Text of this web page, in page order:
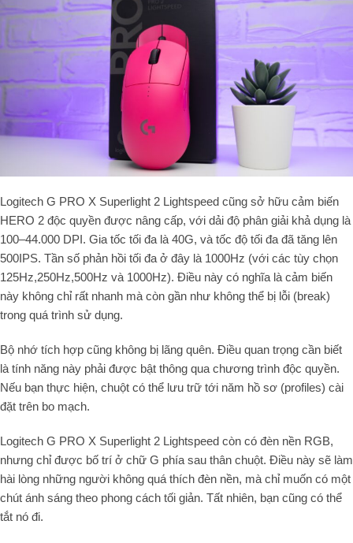
Logitech G PRO X Superlight 2 Lightspeed cũng sở hữu cảm biến
HERO 2 độc quyền được nâng cấp, với dải độ phân giải khả dụng là
100–44.000 DPI. Gia tốc tối đa là 40G, và tốc độ tối đa đã tăng lên
500IPS. Tần số phản hồi tối đa ở đây là 1000Hz (với các tùy chọn
125Hz,250Hz,500Hz và 1000Hz). Điều này có nghĩa là cảm biến
này không chỉ rất nhanh mà còn gần như không thể bị lỗi (break)
trong quá trình sử dụng.
Bộ nhớ tích hợp cũng không bị lãng quên. Điều quan trọng cần biết
là tính năng này phải được bật thông qua chương trình độc quyền.
Nếu bạn thực hiện, chuột có thể lưu trữ tới năm hồ sơ (profiles) cài
đặt trên bo mạch.
Logitech G PRO X Superlight 2 Lightspeed còn có đèn nền RGB,
nhưng chỉ được bố trí ở chữ G phía sau thân chuột. Điều này sẽ làm
hài lòng những người không quá thích đèn nền, mà chỉ muốn có một
chút ánh sáng theo phong cách tối giản. Tất nhiên, bạn cũng có thể
tắt nó đi.